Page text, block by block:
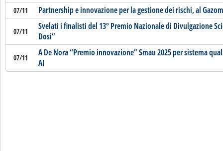
07/11 Partnership e innovazione per la gestione dei rischi, al
07/11
Svelati i finalisti del 13° Premio Nazionale di Divulgazione
Dosi”
07/11
A De Nora “Premio innovazione” Smau 2025 per sistema
AI